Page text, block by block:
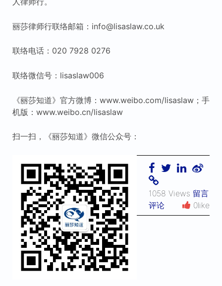
丽莎律师行联络邮箱：info@lisaslaw.co.uk
联络电话：020 7928 0276
联络微信号：lisaslaw006
《丽莎知道》官方微博：www.weibo.com/lisaslaw；手
机版：www.weibo.cn/lisaslaw
扫一扫，《丽莎知道》微信公众号：
1058 Views 留言
评论
0like